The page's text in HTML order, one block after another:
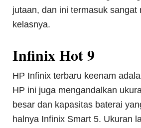
jutaan, dan ini termasuk sangat
kelasnya.
Infinix Hot 9
HP Infinix terbaru keenam
HP ini juga mengandalkan
besar dan kapasitas baterai
halnya Infinix Smart 5. Ukuran